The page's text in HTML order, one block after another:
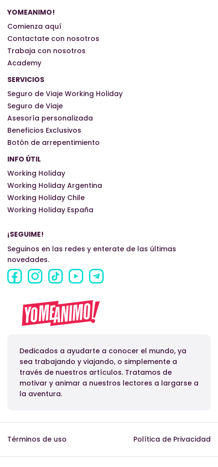
YOMEANIMO!
Comienza aquí
Contactate con nosotros
Trabaja con nosotros
Academy
SERVICIOS
Seguro de Viaje Working Holiday
Seguro de Viaje
Asesoría personalizada
Beneficios Exclusivos
Botón de arrepentimiento
INFO ÚTIL
Working Holiday
Working Holiday Argentina
Working Holiday Chile
Working Holiday España
¡SEGUIME!
Seguinos en las redes y enterate de las últimas
novedades.
Dedicados a ayudarte a conocer el mundo, ya
sea trabajando y viajando, o simplemente a
través de nuestros artículos. Tratamos de
motivar y animar a nuestros lectores a largarse a
la aventura.
Términos de uso Política de Privacidad